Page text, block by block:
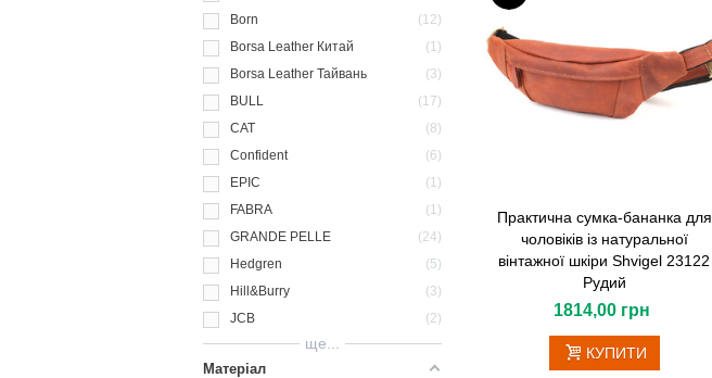
Born
12
Borsa Leather Китай
1
Borsa Leather Тайвань
3
BULL
17
CAT
8
Confident
6
EPIC
1
FABRA
1
GRANDE PELLE
24
Hedgren
5
Hill&Burry
3
JCB
2
ще...
Матеріал
Практична сумка-бананка для
чоловіків із натуральної
вінтажної шкіри Shvigel 23122
Рудий
1814,00 грн
КУПИТИ